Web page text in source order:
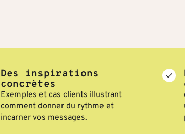
Des inspirations
concrètes
Exemples et cas clients illustrant
comment donner du rythme et
incarner vos messages.